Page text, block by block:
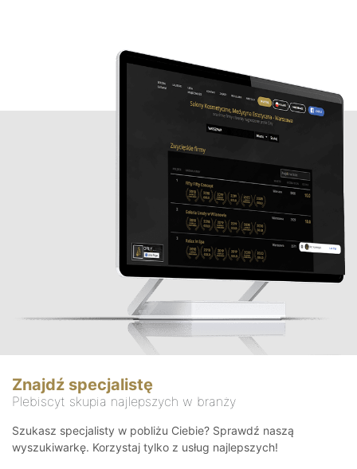
Znajdź specjalistę
Plebiscyt skupia najlepszych w branży
Szukasz specjalisty w pobliżu Ciebie? Sprawdź naszą
wyszukiwarkę. Korzystaj tylko z usług najlepszych!